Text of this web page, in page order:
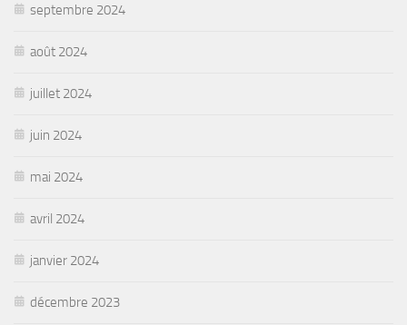
septembre 2024
août 2024
juillet 2024
juin 2024
mai 2024
avril 2024
janvier 2024
décembre 2023